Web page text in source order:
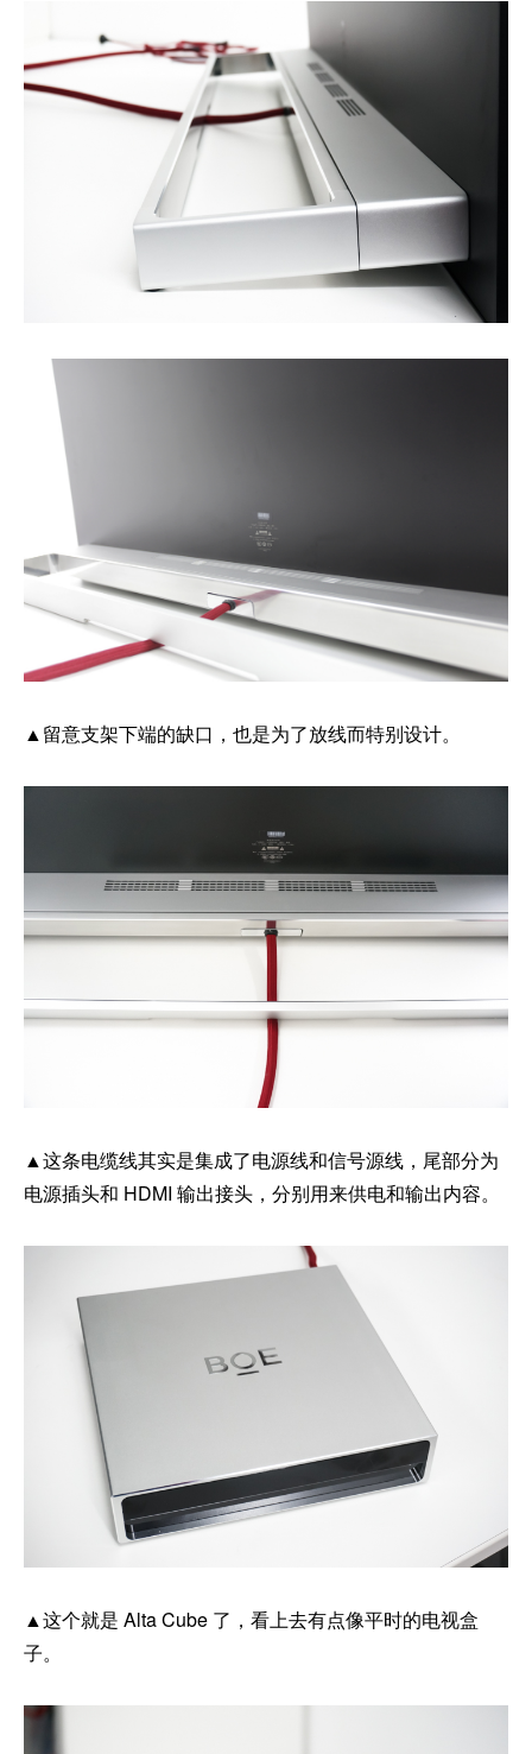
▲留意支架下端的缺口，也是为了放线而特别设计。
▲这条电缆线其实是集成了电源线和信号源线，尾部分为
电源插头和 HDMI 输出接头，分别用来供电和输出内容。
▲这个就是 Alta Cube 了，看上去有点像平时的电视盒
子。